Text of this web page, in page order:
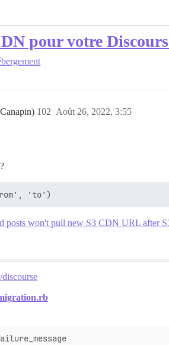
pour votre
Août 26, 2022, 3:55
102
posts won't pull new S3 CDN URL after